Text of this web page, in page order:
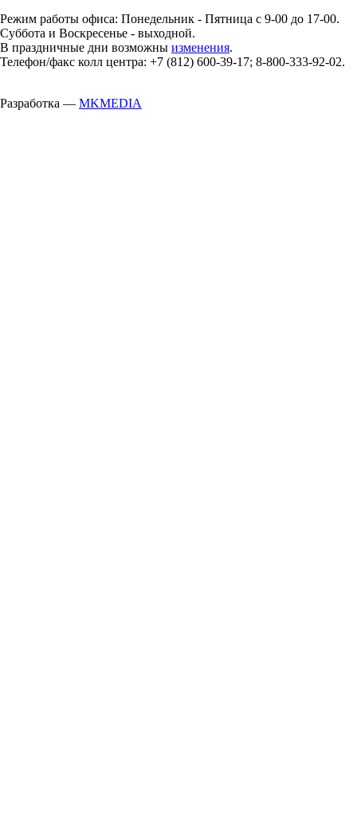
Режим работы офиса: Понедельник - Пятница с 9-00 до 17-00.
Суббота и Воскресенье - выходной.
В праздничные дни возможны изменения.
Телефон/факс колл центра: +7 (812) 600-39-17; 8-800-333-92-02.
Разработка — MKMEDIA